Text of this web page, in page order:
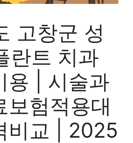
고창군 성
란트 치과
용 | 시술과
보험적용대
비교 | 2025